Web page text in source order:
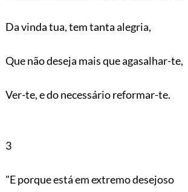
Da vinda tua, tem tanta alegria,
Que não deseja mais que agasalhar-te,
Ver-te, e do necessário reformar-te.
3
"E porque está em extremo desejoso